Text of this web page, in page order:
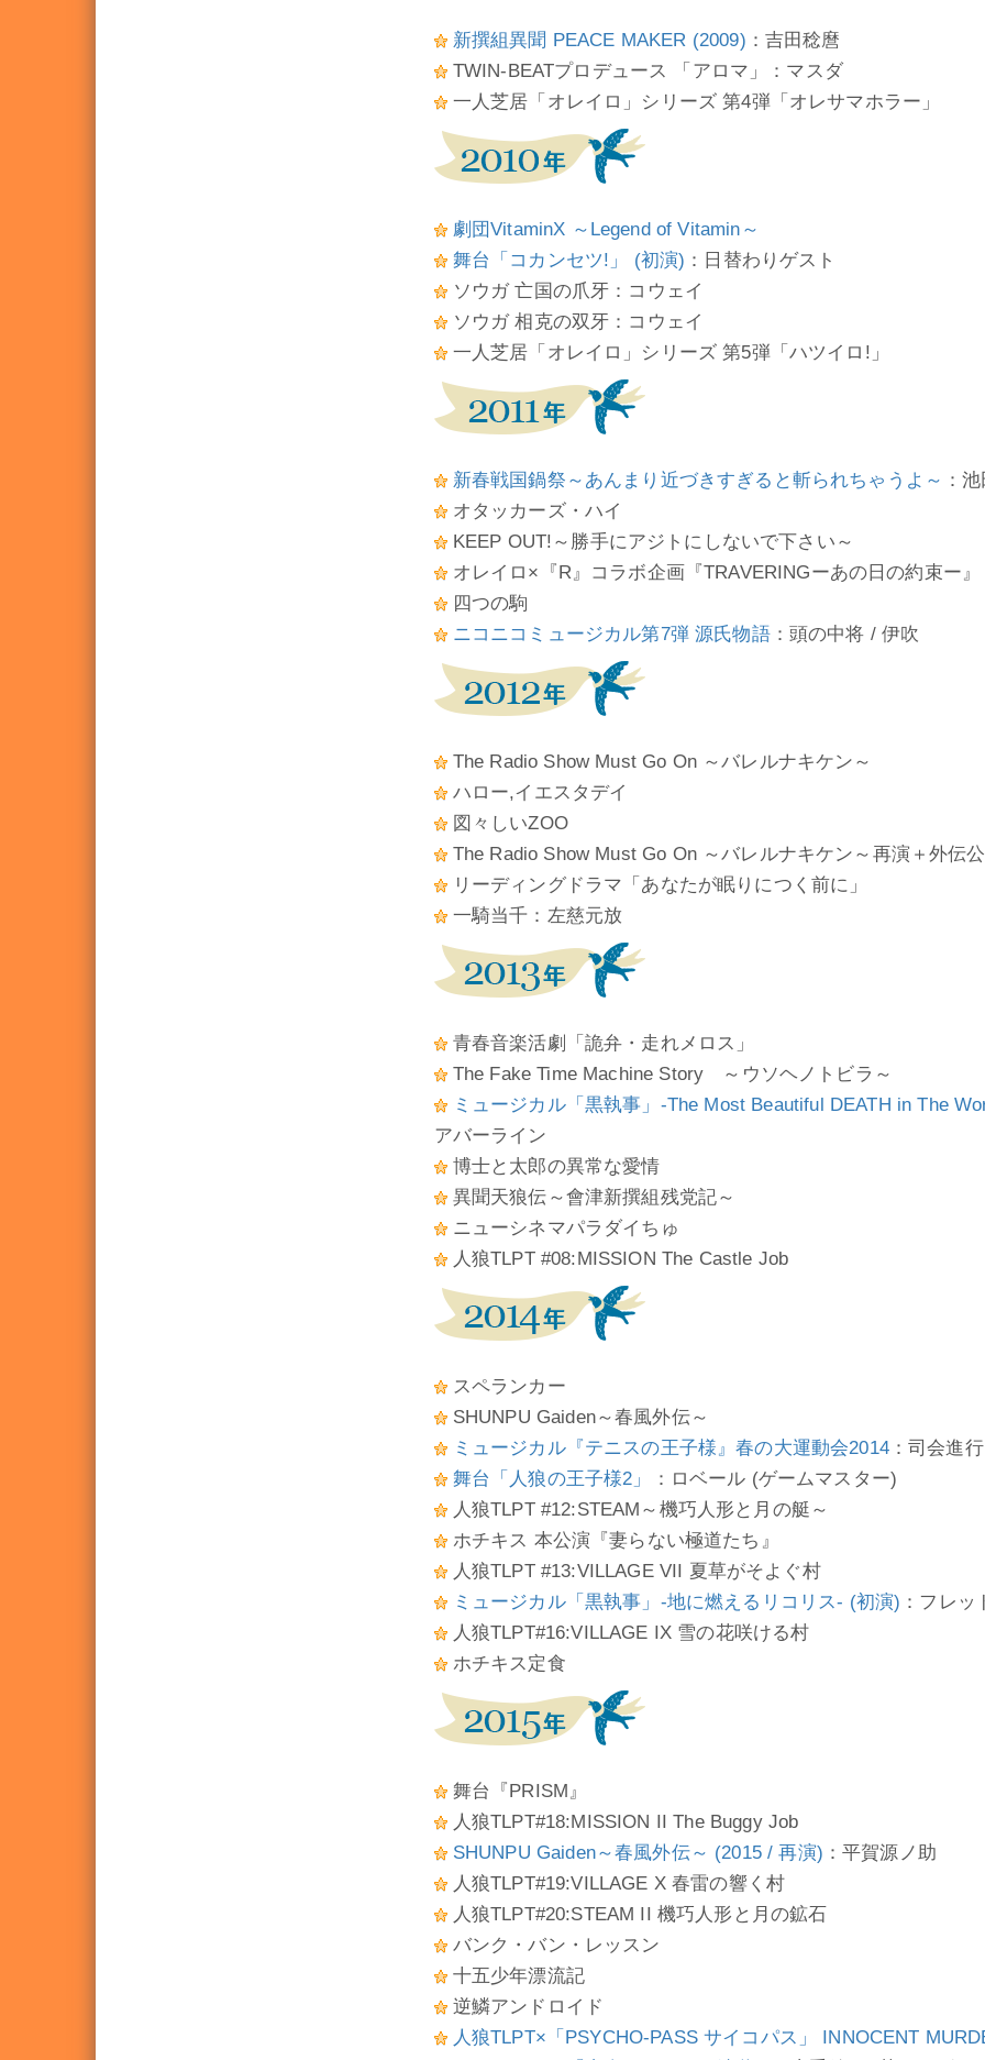
新撰組異聞 PEACE MAKER (2009) ：吉田稔麿
TWIN-BEATプロデュース 「アロマ」：マスダ
一人芝居「オレイロ」シリーズ 第4弾「オレサマホラー」
劇団VitaminX ～Legend of Vitamin～
舞台「コカンセツ!」 (初演) ：日替わりゲスト
ソウガ 亡国の爪牙：コウェイ
ソウガ 相克の双牙：コウェイ
一人芝居「オレイロ」シリーズ 第5弾「ハツイロ!」
新春戦国鍋祭～あんまり近づきすぎると斬られちゃうよ～ ：
オタッカーズ・ハイ
KEEP OUT!～勝手にアジトにしないで下さい～
オレイロ×『R』コラボ企画『TRAVERINGーあの日の約束ー』
四つの駒
ニコニコミュージカル第7弾 源氏物語：頭の中将 / 伊吹
The Radio Show Must Go On ～バレルナキケン～
ハロー,イエスタデイ
図々しいZOO
The Radio Show Must Go On ～バレルナキケン～再演＋外伝
リーディングドラマ「あなたが眠りにつく前に」
一騎当千：左慈元放
青春音楽活劇「詭弁・走れメロス」
The Fake Time Machine Story ～ウソヘノトビラ～
ミュージカル「黒執事」-The Most Beautiful DEATH in The
アバーライン
博士と太郎の異常な愛情
異聞天狼伝～會津新撰組残党記～
ニューシネマパラダイちゅ
人狼TLPT #08:MISSION The Castle Job
スペランカー
SHUNPU Gaiden～春風外伝～
ミュージカル『テニスの王子様』春の大運動会2014：司会進行
舞台「人狼の王子様2」
：ロベール (ゲームマスター)
人狼TLPT #12:STEAM～機巧人形と月の艇～
ホチキス 本公演『妻らない極道たち』
人狼TLPT #13:VILLAGE VII 夏草がそよぐ村
ミュージカル「黒執事」-地に燃えるリコリス- (初演) ：フレ
人狼TLPT#16:VILLAGE IX 雪の花咲ける村
ホチキス定食
舞台『PRISM』
人狼TLPT#18:MISSION II The Buggy Job
SHUNPU Gaiden～春風外伝～ (2015 / 再演) ：平賀源ノ助
人狼TLPT#19:VILLAGE X 春雷の響く村
人狼TLPT#20:STEAM II 機巧人形と月の鉱石
バンク・バン・レッスン
十五少年漂流記
逆鱗アンドロイド
人狼TLPT×「PSYCHO-PASS サイコパス」 INNOCENT